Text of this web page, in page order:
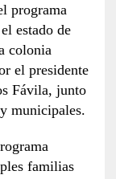
programa
estado de
colonia
el presidente
Fávila, junto
municipales.
familias